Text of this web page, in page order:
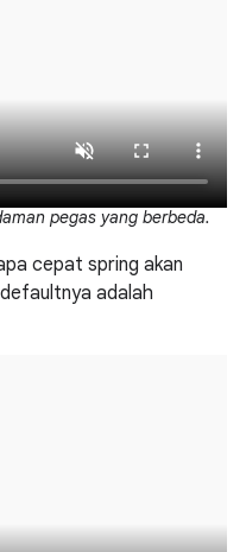
pegas yang berbeda.
cepat spring akan
adalah